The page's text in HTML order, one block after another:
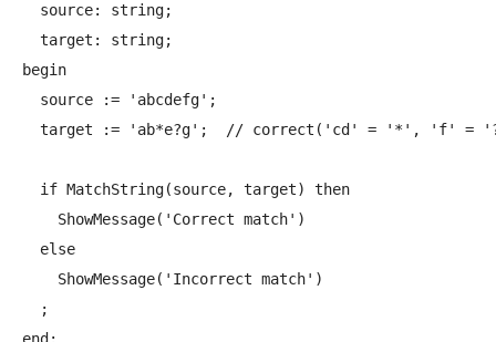
  source: string;
  target: string;
begin
  source := 'abcdefg';
target := 'ab*e?g';  // correct('cd' = '*', 'f' =
  if MatchString(source, target) then
    ShowMessage('Correct match')
  else
    ShowMessage('Incorrect match')
  ;